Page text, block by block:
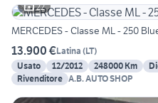
22
MERCEDES - Classe ML - 250
13.900 €Latina (LT)
Usato
12/2012 248000 Km
Rivenditore A.B. AUTO SHOP